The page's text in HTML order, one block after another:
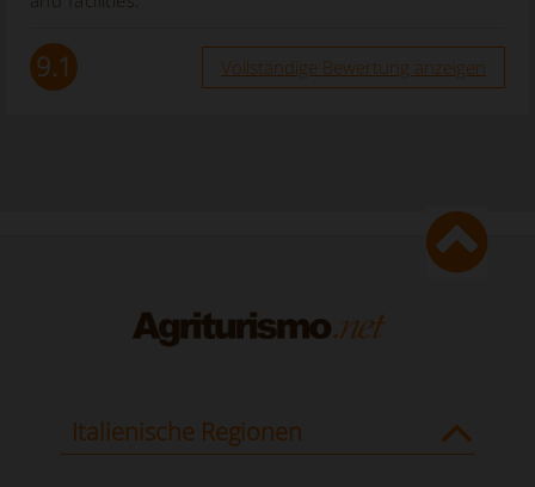
9.1 Vollständige Bewertung anzeigen
Italienische Regionen